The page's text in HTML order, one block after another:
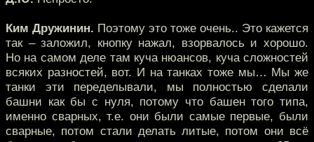
Ким Дружинин. Поэтому это тоже очень.. Это кажется
так – заложил, кнопку нажал, взорвалось и хорошо.
Но на самом деле там куча нюансов, куча сложностей
всяких разностей, вот. И на танках тоже мы… Мы же
танки эти переделывали, мы полностью сделали
башни как бы с нуля, потому что башен того типа,
именно сварных, т.е. они были самые первые, были
сварные, потом стали делать литые, потом они всё